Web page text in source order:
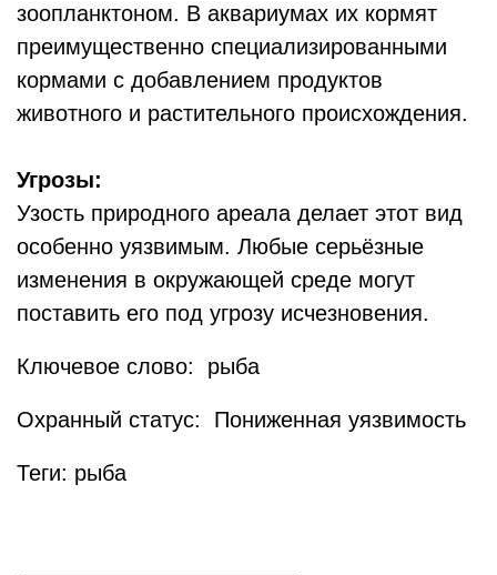
зоопланктоном. В аквариумах их кормят
преимущественно специализированными
кормами с добавлением продуктов
животного и растительного происхождения.
Угрозы:
Узость природного ареала делает этот вид
особенно уязвимым. Любые серьёзные
изменения в окружающей среде могут
поставить его под угрозу исчезновения.
Ключевое слово: рыба
Охранный статус: Пониженная уязвимость
Теги: рыба